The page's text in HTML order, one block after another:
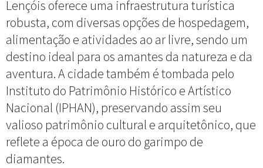
Lençóis oferece uma infraestrutura turística
robusta, com diversas opções de hospedagem,
alimentação e atividades ao ar livre, sendo um
destino ideal para os amantes da natureza e da
aventura. A cidade também é tombada pelo
Instituto do Patrimônio Histórico e Artístico
Nacional (IPHAN), preservando assim seu
valioso patrimônio cultural e arquitetônico, que
reflete a época de ouro do garimpo de
diamantes.